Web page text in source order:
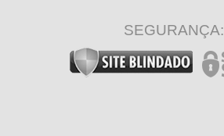
SEGURANÇA: